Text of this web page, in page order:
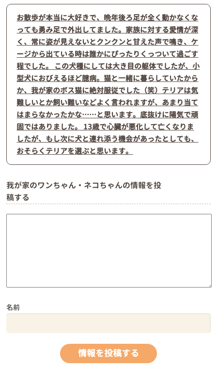
お散歩が本当に大好きで、晩年後ろ足が全く動かなくな
っても勇み足で外出してました。家族に対する愛情が深
く、常に姿が見えないとクンクンと甘えた声で鳴き、ケ
ージから出ている時は誰かにぴったりくっついて過ごす
程でした。 この犬種にしては大き目の躯体でしたが、小
型犬におびえるほど臆病。猫と一緒に暮らしていたから
か、我が家のボス猫に絶対服従でした（笑）テリアは気
難しいとか飼い難いなどよく言われますが、あまり当て
はまらなかったかな……と思います。底抜けに陽気で頑
固ではありました。 13歳で心臓が悪化して亡くなりま
したが、もし次に犬と連れ添う機会があったとしても、
おそらくテリアを選ぶと思います。
我が家のワンちゃん・ネコちゃんの情報を投
稿する
名前